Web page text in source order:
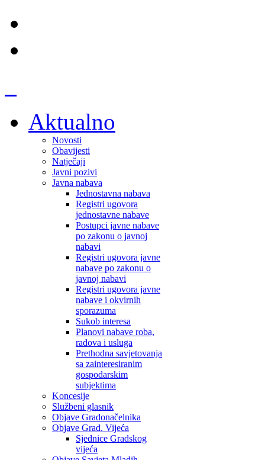
Aktualno
Novosti
Obavijesti
Natječaji
Javni pozivi
Javna nabava
Jednostavna nabava
Registri ugovora
jednostavne nabave
Postupci javne nabave
po zakonu o javnoj
nabavi
Registri ugovora javne
nabave po zakonu o
javnoj nabavi
Registri ugovora javne
nabave i okvirnih
sporazuma
Sukob interesa
Planovi nabave roba,
radova i usluga
Prethodna savjetovanja
sa zainteresiranim
gospodarskim
subjektima
Koncesije
Službeni glasnik
Objave Gradonačelnika
Objave Grad. Vijeća
Sjednice Gradskog
vijeća